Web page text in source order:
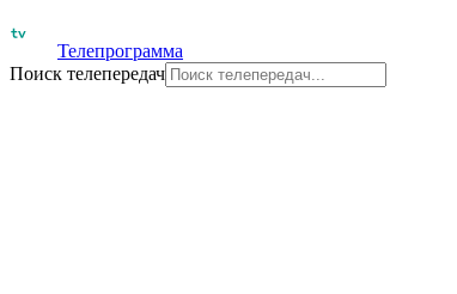
Телепрограмма
Поиск телепередач